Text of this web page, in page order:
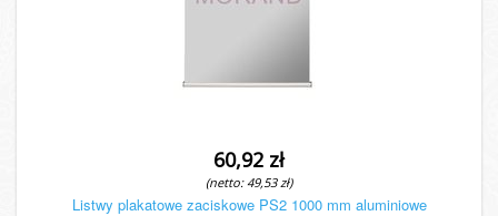
60,92 zł
(netto: 49,53 zł)
Listwy plakatowe zaciskowe PS2 1000 mm aluminiowe